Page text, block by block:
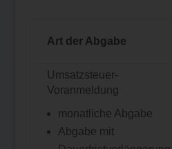
Art der Abgabe
Umsatzsteuer-
Voranmeldung
monatliche Abgabe
Abgabe mit